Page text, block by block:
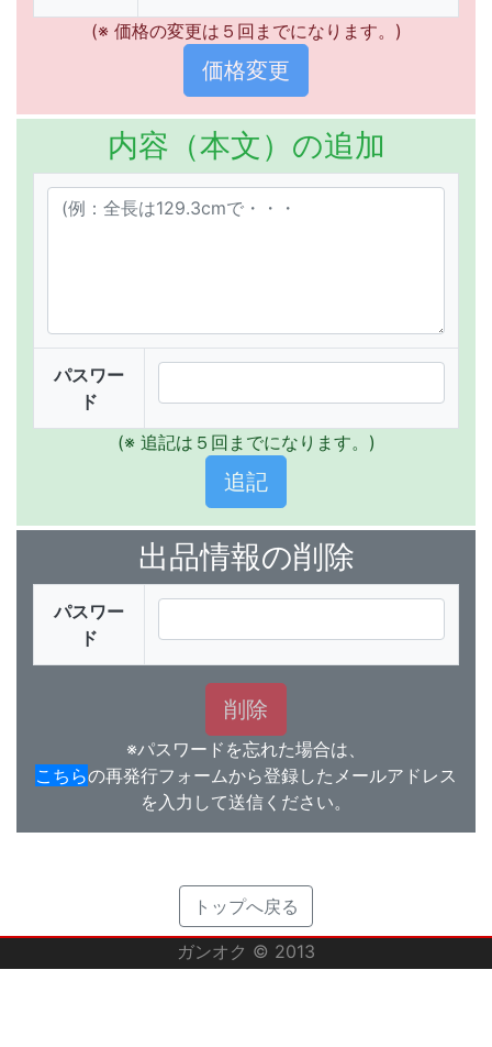
(※ 価格の変更は５回までになります。)
内容（本文）の追加
パスワー
ド
(※ 追記は５回までになります。)
出品情報の削除
パスワー
ド
※パスワードを忘れた場合は、
こちらの再発行フォームから登録したメールアドレス
を入力して送信ください。
トップへ戻る
ガンオク © 2013